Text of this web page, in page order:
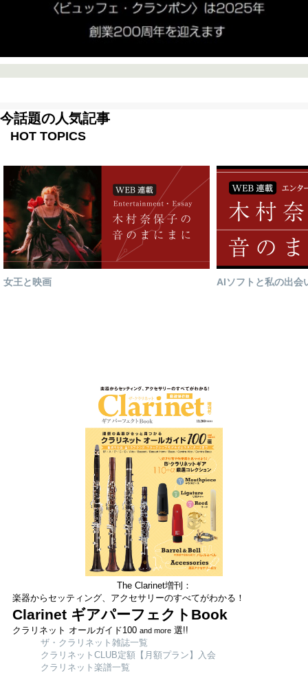
今話題の人気記事
HOT TOPICS
女王と映画 AIソフトと私の出会
The Clarinet増刊：
楽器からセッティング、アクセサリーのすべてがわかる！
Clarinet ギアパーフェクトBook
クラリネット オールガイド100 and more選!!
ザ・クラリネット雑誌一覧
クラリネットCLUB定額【月額プラン】入会
クラリネット楽譜一覧